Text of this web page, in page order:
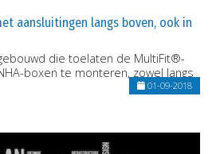
aansluitingen langs boven, ook in
die toelaten de MultiFit®-
boxen te monteren, zowel langs
01-09-2018